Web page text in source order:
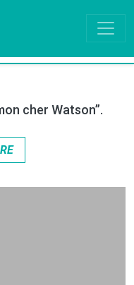
cher Watson”.